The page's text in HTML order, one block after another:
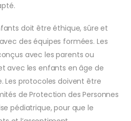
doit être éthique, sûre et
des équipes formées. Les
avec les parents ou
avec les enfants en âge de
Les protocoles doivent être
de Protection des Personnes
pédiatrique, pour que le